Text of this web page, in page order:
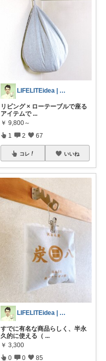
LIFELITEidea | 人生を軽く
リビング × ローテーブルで座る
アイテムで ...
￥ 9,800～
1 2 67
コレ いいね
LIFELITEidea | 人生を軽く
すでに有名な商品らしく、半永
久的に使える（ ...
￥ 3,300
0 0 85